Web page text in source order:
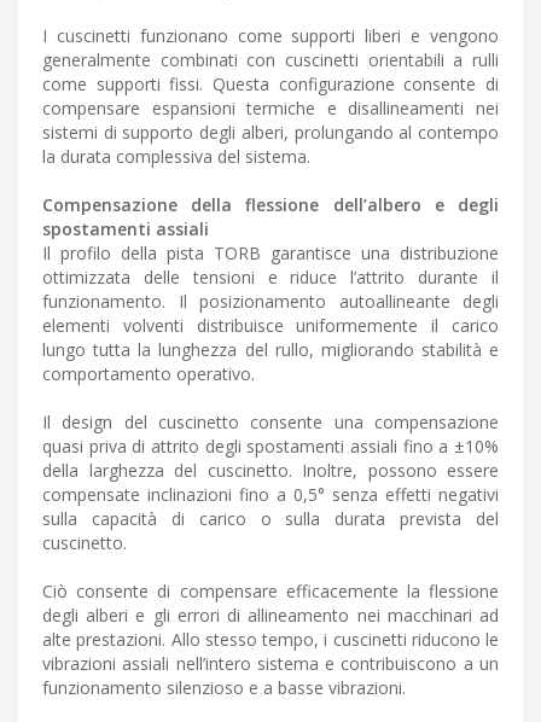
I cuscinetti funzionano come supporti liberi e vengono
generalmente combinati con cuscinetti orientabili a rulli
come supporti fissi. Questa configurazione consente di
compensare espansioni termiche e disallineamenti nei
sistemi di supporto degli alberi, prolungando al contempo
la durata complessiva del sistema.
Compensazione della flessione dell’albero e degli
spostamenti assiali
Il profilo della pista TORB garantisce una distribuzione
ottimizzata delle tensioni e riduce l’attrito durante il
funzionamento. Il posizionamento autoallineante degli
elementi volventi distribuisce uniformemente il carico
lungo tutta la lunghezza del rullo, migliorando stabilità e
comportamento operativo.
Il design del cuscinetto consente una compensazione
quasi priva di attrito degli spostamenti assiali fino a ±10%
della larghezza del cuscinetto. Inoltre, possono essere
compensate inclinazioni fino a 0,5° senza effetti negativi
sulla capacità di carico o sulla durata prevista del
cuscinetto.
Ciò consente di compensare efficacemente la flessione
degli alberi e gli errori di allineamento nei macchinari ad
alte prestazioni. Allo stesso tempo, i cuscinetti riducono le
vibrazioni assiali nell’intero sistema e contribuiscono a un
funzionamento silenzioso e a basse vibrazioni.